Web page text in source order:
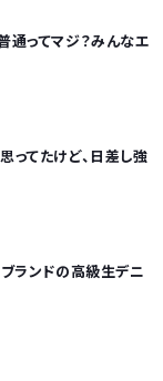
通ってマジ？みんなエ
ってたけど、日差し強
ランドの高級生デニ